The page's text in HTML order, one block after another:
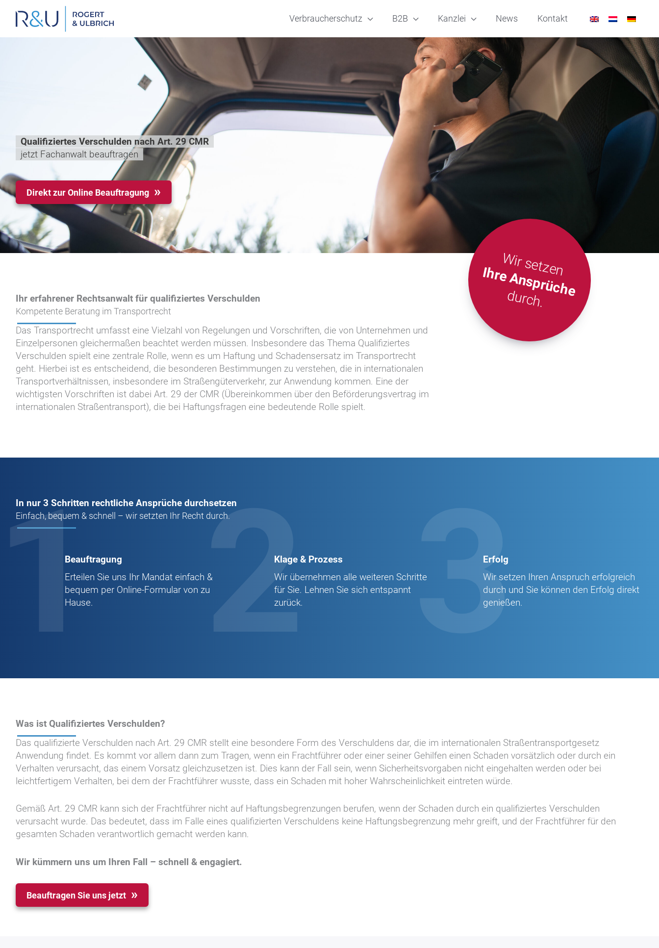
Verbraucherschutz B2B Kanzlei News Kontakt
Qualifiziertes Verschulden nach Art. 29 CMR
jetzt Fachanwalt beauftragen
Direkt zur Online Beauftragung
Ihr erfahrener Rechtsanwalt für qualifiziertes Verschulden
Kompetente Beratung im Transportrecht
Das Transportrecht umfasst eine Vielzahl von Regelungen und Vorschriften, die von Unternehmen und
Einzelpersonen gleichermaßen beachtet werden müssen. Insbesondere das Thema Qualifiziertes
Verschulden spielt eine zentrale Rolle, wenn es um Haftung und Schadensersatz im Transportrecht
geht. Hierbei ist es entscheidend, die besonderen Bestimmungen zu verstehen, die in internationalen
Transportverhältnissen, insbesondere im Straßengüterverkehr, zur Anwendung kommen. Eine der
wichtigsten Vorschriften ist dabei Art. 29 der CMR (Übereinkommen über den Beförderungsvertrag im
internationalen Straßentransport), die bei Haftungsfragen eine bedeutende Rolle spielt.
Wir setzen
Ihre Ansprüche
durch.
In nur 3 Schritten rechtliche Ansprüche durchsetzen
Einfach, bequem & schnell – wir setzten Ihr Recht durch.
Beauftragung
Erteilen Sie uns Ihr Mandat einfach &
bequem per Online-Formular von zu
Hause.
Klage & Prozess
Wir übernehmen alle weiteren Schritte
für Sie. Lehnen Sie sich entspannt
zurück.
2
Erfolg
Wir setzen Ihren Anspruch erfolgreich
durch und Sie können den Erfolg direkt
genießen.
3
Was ist Qualifiziertes Verschulden?
Das qualifizierte Verschulden nach Art. 29 CMR stellt eine besondere Form des Verschuldens dar, die im internationalen Straßentransportgesetz
Anwendung findet. Es kommt vor allem dann zum Tragen, wenn ein Frachtführer oder einer seiner Gehilfen einen Schaden vorsätzlich oder durch ein
Verhalten verursacht, das einem Vorsatz gleichzusetzen ist. Dies kann der Fall sein, wenn Sicherheitsvorgaben nicht eingehalten werden oder bei
leichtfertigem Verhalten, bei dem der Frachtführer wusste, dass ein Schaden mit hoher Wahrscheinlichkeit eintreten würde.
Gemäß Art. 29 CMR kann sich der Frachtführer nicht auf Haftungsbegrenzungen berufen, wenn der Schaden durch ein qualifiziertes Verschulden
verursacht wurde. Das bedeutet, dass im Falle eines qualifizierten Verschuldens keine Haftungsbegrenzung mehr greift, und der Frachtführer für den
gesamten Schaden verantwortlich gemacht werden kann.
Wir kümmern uns um Ihren Fall – schnell & engagiert.
Beauftragen Sie uns jetzt